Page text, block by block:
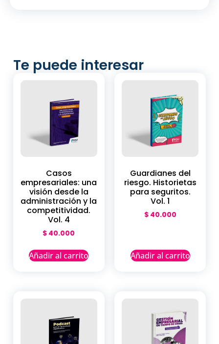
Te puede interesar
Casos
empresariales: una
visión desde la
administración y la
competitividad.
Vol. 4
$ 40.000
Añadir al carrito
Guardianes del
riesgo. Historietas
para seguritos.
Vol. 1
$40.000
Añadir al carrito